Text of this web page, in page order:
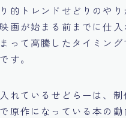
的トレンドせどりのやり
画が始まる前までに仕入
って高騰したタイミング
す。
れているせどらーは、制
原作になっている本の動